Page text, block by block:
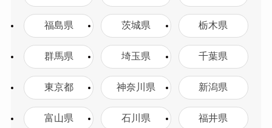
福島県 茨城県 栃木県
群馬県 埼玉県 千葉県
東京都 神奈川県 新潟県
富山県 石川県 福井県